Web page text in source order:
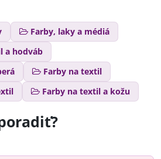
Farby, laky a médiá
a hodváb
Farby na textil
Farby na textil a kožu